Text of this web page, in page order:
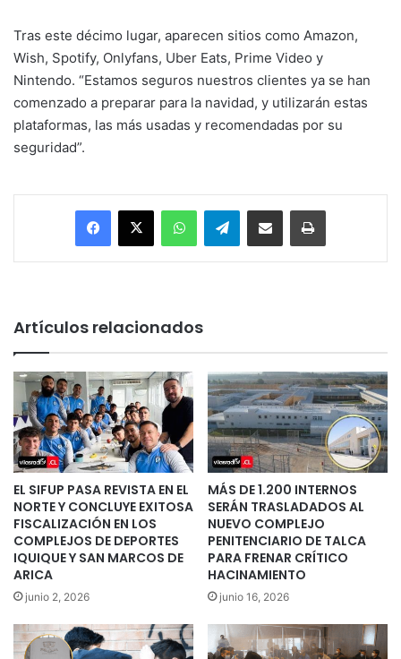
Tras este décimo lugar, aparecen sitios como Amazon,
Wish, Spotify, Onlyfans, Uber Eats, Prime Video y
Nintendo. “Estamos seguros nuestros clientes ya se han
comenzado a preparar para la navidad, y utilizarán estas
plataformas, las más usadas y recomendadas por su
seguridad”.
Facebook
X WhatsAppTelegramEnviar vía email Imprimir
Artículos relacionados
EL SIFUP PASA REVISTA EN EL
NORTE Y CONCLUYE EXITOSA
FISCALIZACIÓN EN LOS
COMPLEJOS DE DEPORTES
IQUIQUE Y SAN MARCOS DE
ARICA
junio 2, 2026
MÁS DE 1.200 INTERNOS
SERÁN TRASLADADOS AL
NUEVO COMPLEJO
PENITENCIARIO DE TALCA
PARA FRENAR CRÍTICO
HACINAMIENTO
junio 16, 2026